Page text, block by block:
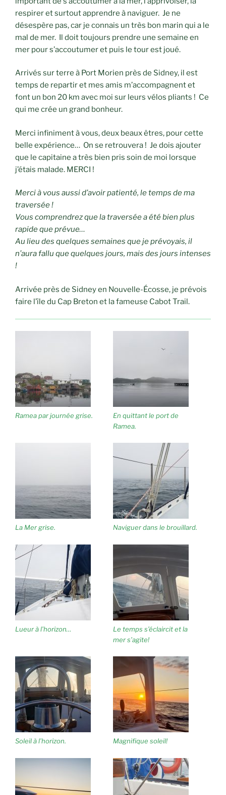
respirer et surtout apprendre à naviguer. Je ne
désespère pas, car je connais un très bon marin qui a le
mal de mer. Il doit toujours prendre une semaine en
mer pour s’accoutumer et puis le tour est joué.
Arrivés sur terre à Port Morien près de Sidney, il est
temps de repartir et mes amis m’accompagnent et
font un bon 20 km avec moi sur leurs vélos pliants ! Ce
qui me crée un grand bonheur.
Merci infiniment à vous, deux beaux êtres, pour cette
belle expérience… On se retrouvera ! Je dois ajouter
que le capitaine a très bien pris soin de moi lorsque
j’étais malade. MERCI !
Merci à vous aussi d’avoir patienté, le temps de ma
traversée !
Vous comprendrez que la traversée a été bien plus
rapide que prévue…
Au lieu des quelques semaines que je prévoyais, il
n’aura fallu que quelques jours, mais des jours intenses
!
Arrivée près de Sidney en Nouvelle-Écosse, je prévois
faire l’île du Cap Breton et la fameuse Cabot Trail.
Ramea par journée grise.
En quittant le port de
Ramea.
La Mer grise. Naviguer dans le brouillard.
Lueur à l’horizon…
Le temps s’éclaircit et la
mer s’agite!
Soleil à l’horizon. Magnifique soleil!